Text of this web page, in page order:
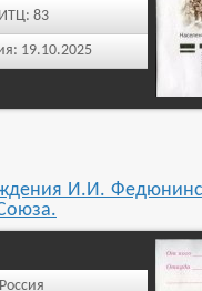
83
19.10.2025
И.И.
Россия